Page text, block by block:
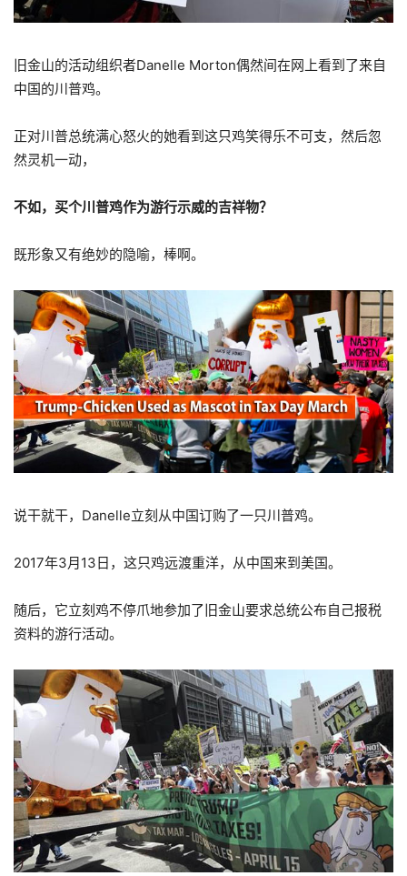
旧金山的活动组织者Danelle Morton偶然间在网上看到了来自
中国的川普鸡。
正对川普总统满心怒火的她看到这只鸡笑得乐不可支，然后忽
然灵机一动，
不如，买个川普鸡作为游行示威的吉祥物？
既形象又有绝妙的隐喻，棒啊。
说干就干，Danelle立刻从中国订购了一只川普鸡。
2017年3月13日，这只鸡远渡重洋，从中国来到美国。
随后，它立刻鸡不停爪地参加了旧金山要求总统公布自己报税
资料的游行活动。